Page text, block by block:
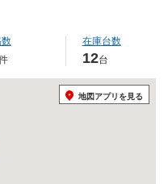
在庫台数
12台
地図アプリを見る